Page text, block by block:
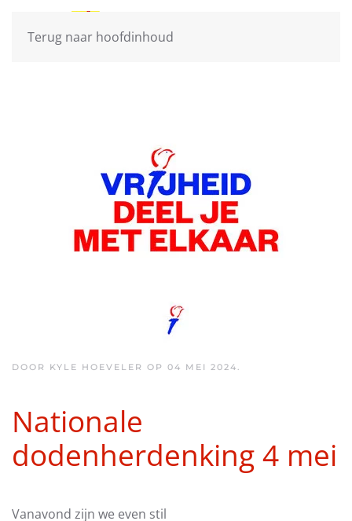
Terug naar hoofdinhoud
DOOR KYLE HOEVELER OP 04 MEI 2024.
Nationale
dodenherdenking 4 mei
Vanavond zijn we even stil